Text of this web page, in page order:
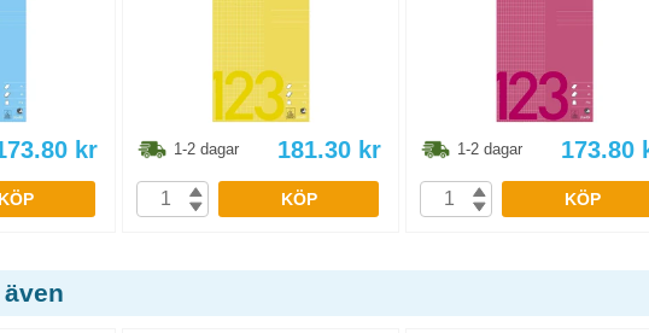
kr
KÖP
1-2 dagar 181.30 kr
KÖP
1-2 dagar 173.80
KÖP